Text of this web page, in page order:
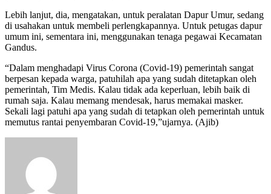
Lebih lanjut, dia, mengatakan, untuk peralatan Dapur Umur, sedang
di usahakan untuk membeli perlengkapannya. Untuk petugas dapur
umum ini, sementara ini, menggunakan tenaga pegawai Kecamatan
Gandus.
“Dalam menghadapi Virus Corona (Covid-19) pemerintah sangat
berpesan kepada warga, patuhilah apa yang sudah ditetapkan oleh
pemerintah, Tim Medis. Kalau tidak ada keperluan, lebih baik di
rumah saja. Kalau memang mendesak, harus memakai masker.
Sekali lagi patuhi apa yang sudah di tetapkan oleh pemerintah untuk
memutus rantai penyembaran Covid-19,”ujarnya. (Ajib)